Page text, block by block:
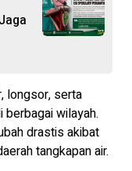
longsor, serta
wilayah.
drastis akibat
tangkapan air.